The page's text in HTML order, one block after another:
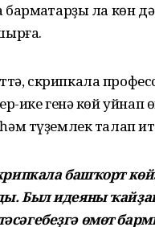
бармаҡтарҙы ла көн
скрипкала
ике генә көй
түҙемлек талап
башҡорт
Был идеяны
өмөт